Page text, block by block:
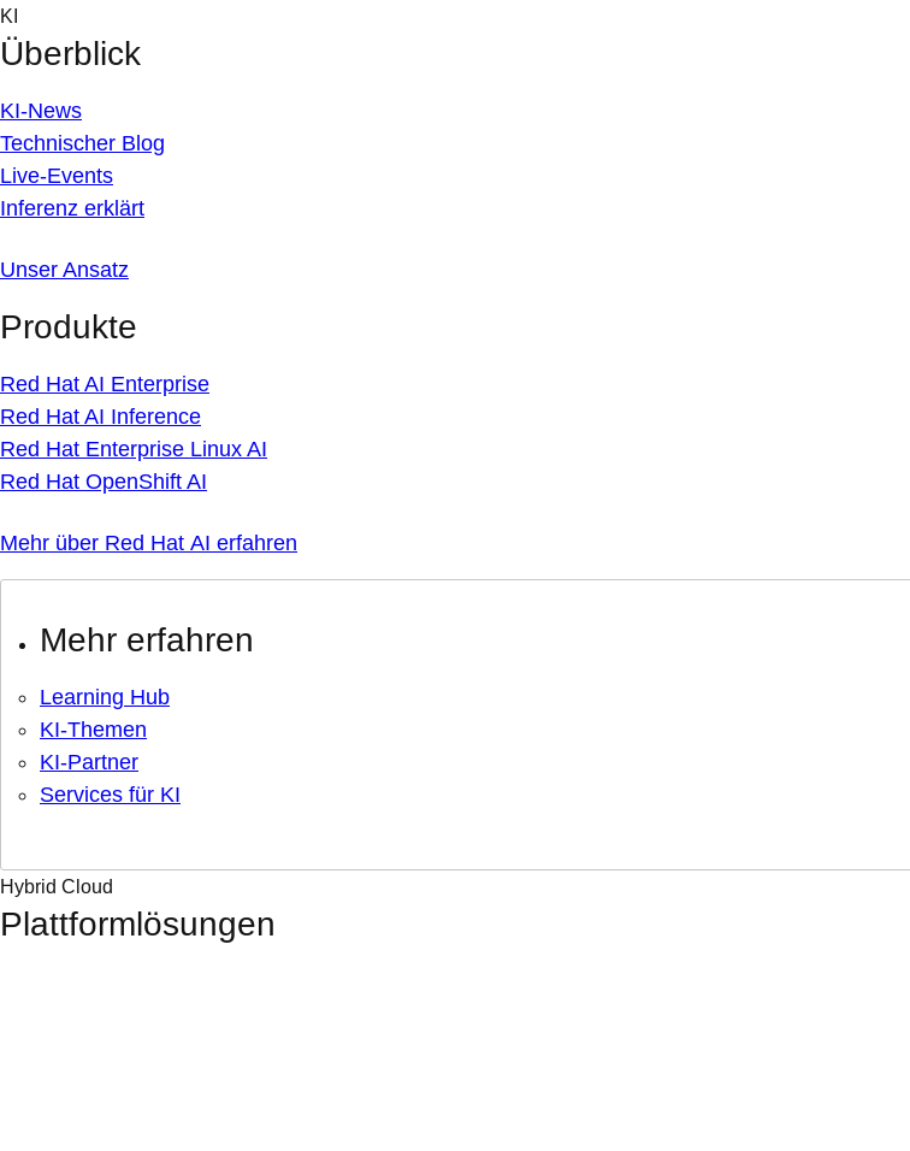
Skip
to
content
KI
Überblick
KI-News
Technischer Blog
Live-Events
Inferenz erklärt
Unser Ansatz
Produkte
Red Hat AI Enterprise
Red Hat AI Inference
Red Hat Enterprise Linux AI
Red Hat OpenShift AI
Mehr über Red Hat AI erfahren
Mehr erfahren
Learning Hub
KI-Themen
KI-Partner
Services für KI
Hybrid Cloud
Plattformlösungen